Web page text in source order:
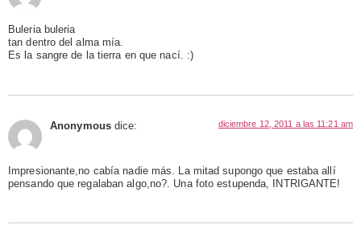
Buleria buleria
tan dentro del alma mía.
Es la sangre de la tierra en que nací. :)
Anonymous dice: diciembre 12, 2011 a las 11:21 am
Impresionante,no cabía nadie más. La mitad supongo que estaba allí
pensando que regalaban algo,no?. Una foto estupenda, INTRIGANTE!